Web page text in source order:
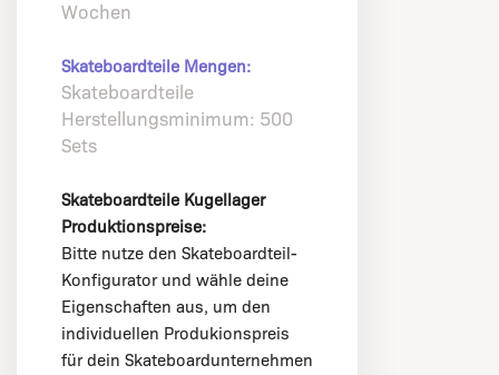
Wochen
Skateboardteile Mengen:
Skateboardteile
Herstellungsminimum: 500
Sets
Skateboardteile Kugellager
Produktionspreise:
Bitte nutze den Skateboardteil-
Konfigurator und wähle deine
Eigenschaften aus, um den
individuellen Produkionspreis
für dein Skateboardunternehmen